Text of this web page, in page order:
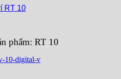
RT 10
phẩm: RT 10